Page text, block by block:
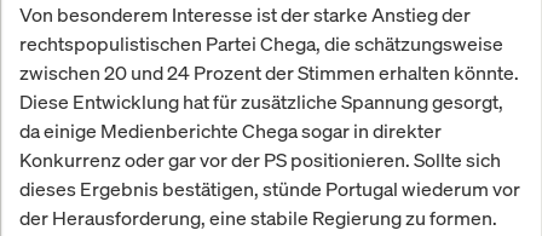
Von besonderem Interesse ist der starke Anstieg der
rechtspopulistischen Partei Chega, die schätzungsweise
zwischen 20 und 24 Prozent der Stimmen erhalten könnte.
Diese Entwicklung hat für zusätzliche Spannung gesorgt,
da einige Medienberichte Chega sogar in direkter
Konkurrenz oder gar vor der PS positionieren. Sollte sich
dieses Ergebnis bestätigen, stünde Portugal wiederum vor
der Herausforderung, eine stabile Regierung zu formen.